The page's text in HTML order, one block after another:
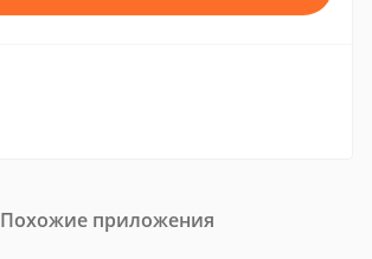
Похожие приложения